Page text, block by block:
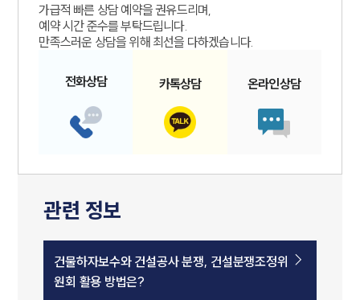
가급적 빠른 상담 예약을 권유드리며,
예약 시간 준수를 부탁드립니다.
만족스러운 상담을 위해 최선을 다하겠습니다.
전화상담 카톡상담 온라인상담
관련 정보
건물하자보수와 건설공사 분쟁, 건설분쟁조정위
원회 활용 방법은?